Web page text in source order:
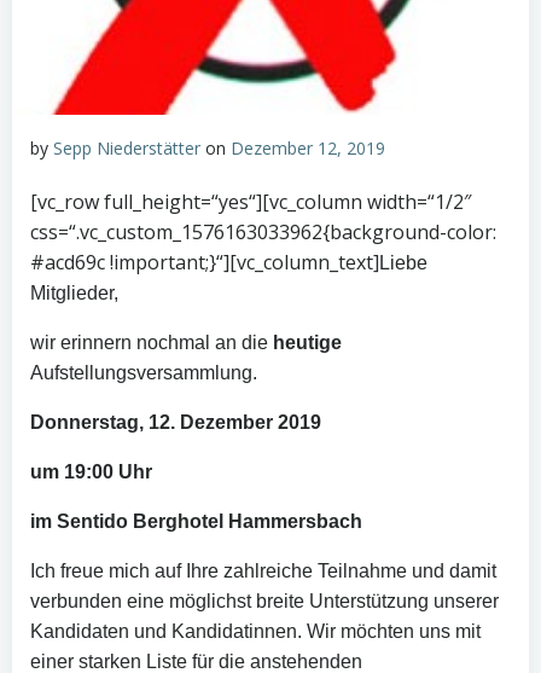
by Sepp Niederstätter on Dezember 12, 2019
[vc_row full_height=“yes“][vc_column width=“1/2″
css=“.vc_custom_1576163033962{background-color:
#acd69c !important;}“][vc_column_text] Liebe
Mitglieder,
wir erinnern nochmal an die heutige
Aufstellungsversammlung.
Donnerstag, 12. Dezember 2019
um 19:00 Uhr
im Sentido Berghotel Hammersbach
Ich freue mich auf Ihre zahlreiche Teilnahme und damit
verbunden eine möglichst breite Unterstützung unserer
Kandidaten und Kandidatinnen. Wir möchten uns mit
einer starken Liste für die anstehenden